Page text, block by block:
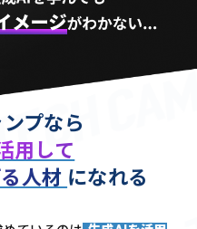
プなら
用して
人材 になれる